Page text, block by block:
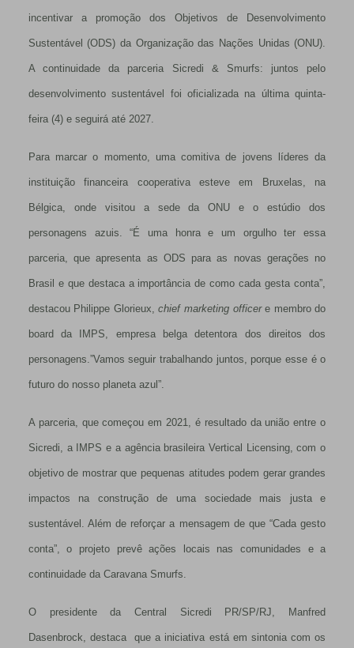
incentivar a promoção dos Objetivos de Desenvolvimento
Sustentável (ODS) da Organização das Nações Unidas (ONU).
A continuidade da parceria Sicredi & Smurfs: juntos pelo
desenvolvimento sustentável foi oficializada na última quinta-
feira (4) e seguirá até 2027.
Para marcar o momento, uma comitiva de jovens líderes da
instituição financeira cooperativa esteve em Bruxelas, na
Bélgica, onde visitou a sede da ONU e o estúdio dos
personagens azuis. “É uma honra e um orgulho ter essa
parceria, que apresenta as ODS para as novas gerações no
Brasil e que destaca a importância de como cada gesta conta”,
destacou Philippe Glorieux,chief marketing officere membro do
board da IMPS, empresa belga detentora dos direitos dos
personagens.”Vamos seguir trabalhando juntos, porque esse é o
futuro do nosso planeta azul”.
A parceria, que começou em 2021, é resultado da união entre o
Sicredi, a IMPS e a agência brasileira Vertical Licensing, com o
objetivo de mostrar que pequenas atitudes podem gerar grandes
impactos na construção de uma sociedade mais justa e
sustentável. Além de reforçar a mensagem de que “Cada gesto
conta”, o projeto prevê ações locais nas comunidades e a
continuidade da Caravana Smurfs.
O presidente da Central Sicredi PR/SP/RJ, Manfred
Dasenbrock, destaca que a iniciativa está em sintonia com os